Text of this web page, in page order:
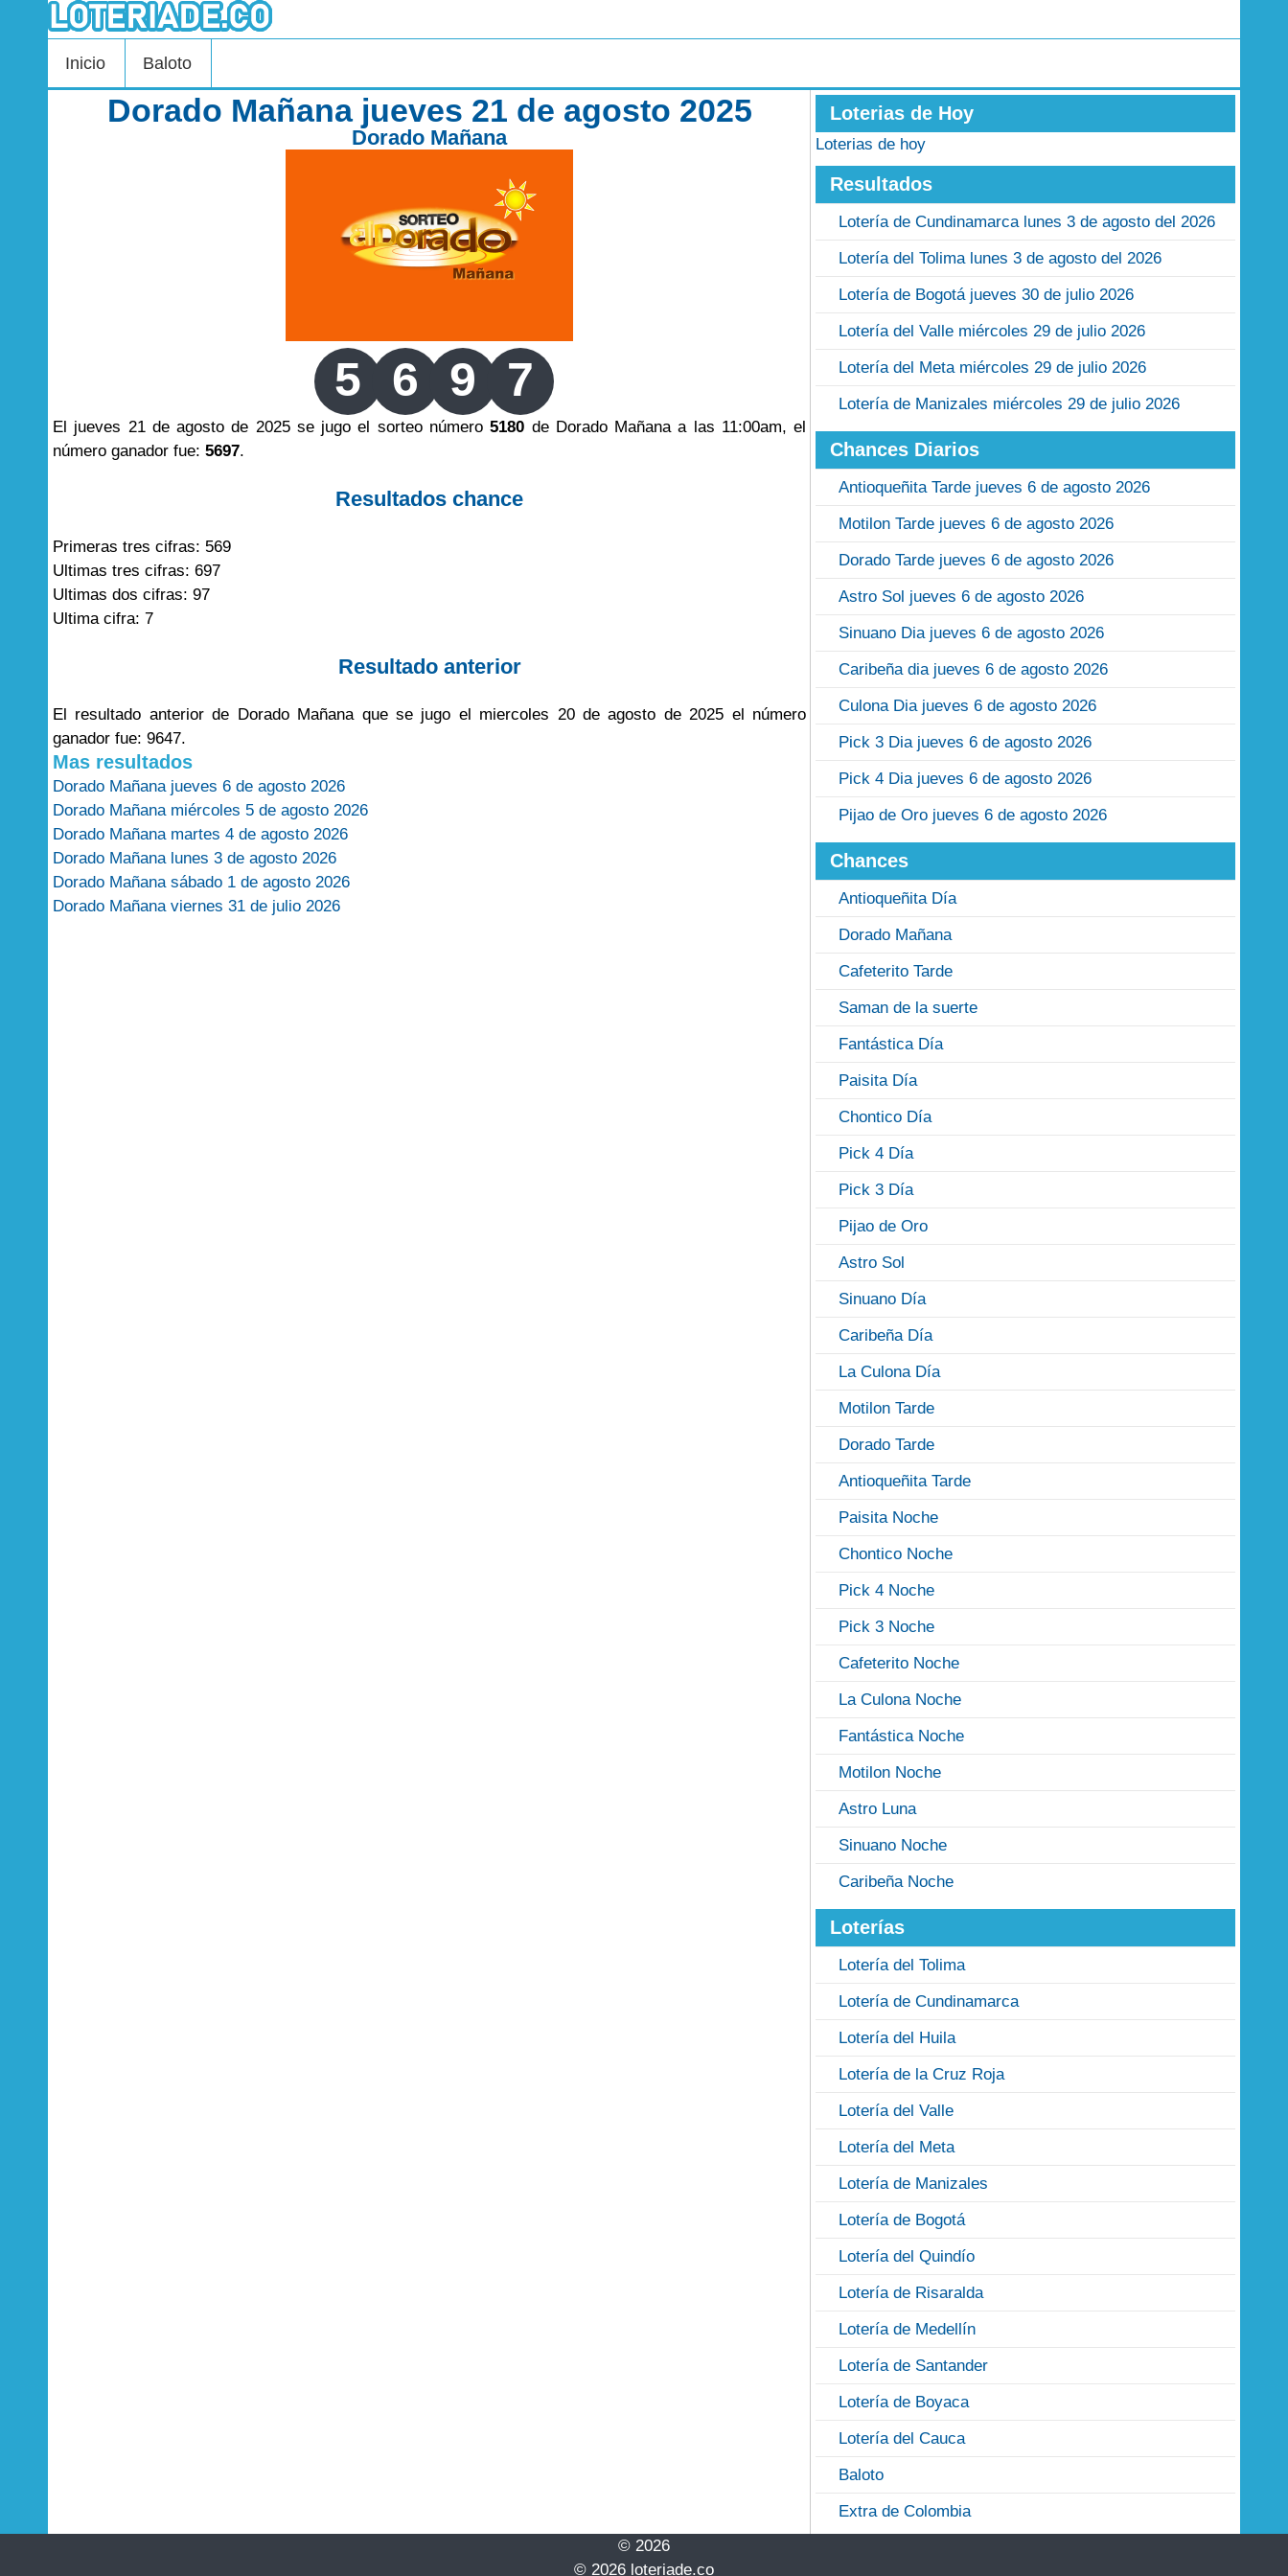
Inicio Baloto
Dorado Mañana jueves 21 de agosto 2025
Dorado Mañana
5 6 9 7
El jueves 21 de agosto de 2025 se jugo el sorteo número5180 de Dorado Mañana a las 11:00am, el
número ganador fue: 5697.
Resultados chance
Primeras tres cifras: 569
Ultimas tres cifras: 697
Ultimas dos cifras: 97
Ultima cifra: 7
Resultado anterior
El resultado anterior de Dorado Mañana que se jugo el miercoles 20 de agosto de 2025 el número
ganador fue: 9647.
Mas resultados
Dorado Mañana jueves 6 de agosto 2026
Dorado Mañana miércoles 5 de agosto 2026
Dorado Mañana martes 4 de agosto 2026
Dorado Mañana lunes 3 de agosto 2026
Dorado Mañana sábado 1 de agosto 2026
Dorado Mañana viernes 31 de julio 2026
Loterias de Hoy
Loterias de hoy
Resultados
Lotería de Cundinamarca lunes 3 de agosto del 2026
Lotería del Tolima lunes 3 de agosto del 2026
Lotería de Bogotá jueves 30 de julio 2026
Lotería del Valle miércoles 29 de julio 2026
Lotería del Meta miércoles 29 de julio 2026
Lotería de Manizales miércoles 29 de julio 2026
Chances Diarios
Antioqueñita Tarde jueves 6 de agosto 2026
Motilon Tarde jueves 6 de agosto 2026
Dorado Tarde jueves 6 de agosto 2026
Astro Sol jueves 6 de agosto 2026
Sinuano Dia jueves 6 de agosto 2026
Caribeña dia jueves 6 de agosto 2026
Culona Dia jueves 6 de agosto 2026
Pick 3 Dia jueves 6 de agosto 2026
Pick 4 Dia jueves 6 de agosto 2026
Pijao de Oro jueves 6 de agosto 2026
Chances
Antioqueñita Día
Dorado Mañana
Cafeterito Tarde
Saman de la suerte
Fantástica Día
Paisita Día
Chontico Día
Pick 4 Día
Pick 3 Día
Pijao de Oro
Astro Sol
Sinuano Día
Caribeña Día
La Culona Día
Motilon Tarde
Dorado Tarde
Antioqueñita Tarde
Paisita Noche
Chontico Noche
Pick 4 Noche
Pick 3 Noche
Cafeterito Noche
La Culona Noche
Fantástica Noche
Motilon Noche
Astro Luna
Sinuano Noche
Caribeña Noche
Loterías
Lotería del Tolima
Lotería de Cundinamarca
Lotería del Huila
Lotería de la Cruz Roja
Lotería del Valle
Lotería del Meta
Lotería de Manizales
Lotería de Bogotá
Lotería del Quindío
Lotería de Risaralda
Lotería de Medellín
Lotería de Santander
Lotería de Boyaca
Lotería del Cauca
Baloto
Extra de Colombia
© 2026
© 2026 loteriade.co